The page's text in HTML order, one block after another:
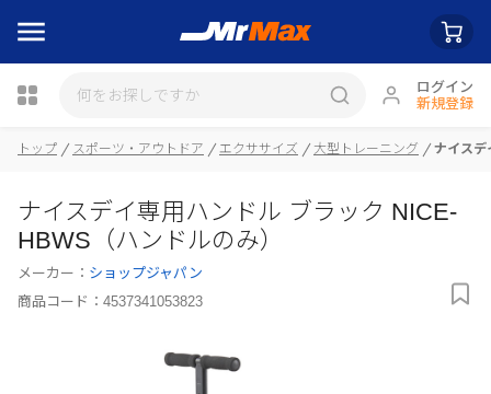
ログイン
新規登録
瓶詰
トップ スポーツ・アウトドア エクササイズ 大型トレーニング ナイスデ
ナイスデイ専用ハンドル ブラック NICE-
HBWS（ハンドルのみ）
メーカー： ショップジャパン
商品コード： 4537341053823